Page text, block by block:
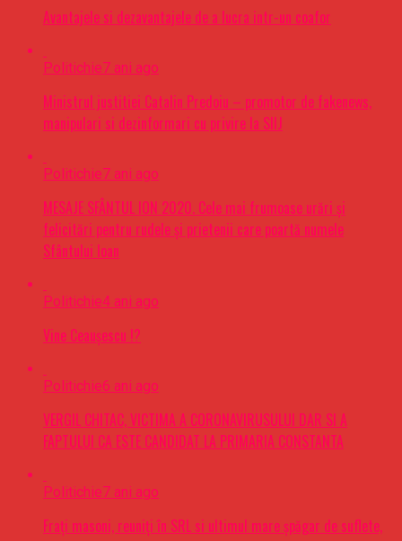
Avantajele si dezavantajele de a lucra intr-un coafor
Politichie7 ani ago
Ministrul justitiei Catalin Predoiu – promotor de fakenews,
manipulari si dezinformari cu privire la SIIJ
Politichie7 ani ago
MESAJE SFÂNTUL ION 2020. Cele mai frumoase urări şi
felicitări pentru rudele şi prietenii care poartă numele
Sfântului Ioan
Politichie4 ani ago
Vine Ceaușescu !?
Politichie6 ani ago
VERGIL CHITAC, VICTIMA A CORONAVIRUSULUI DAR SI A
FAPTULUI CA ESTE CANDIDAT LA PRIMARIA CONSTANTA
Politichie7 ani ago
Frați masoni, reuniți în SRL si ultimul mare șpăgar de suflete,